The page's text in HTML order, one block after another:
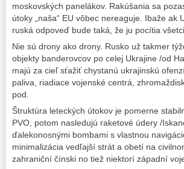
moskovských panelákov. Rakúšania sa
útoky „naša“ EU vôbec nereaguje. Ibaže
ruská odpoveď bude taká, že ju pocítia
Nie sú drony ako drony. Rusko už takmer
objekty banderovcov po celej Ukrajine /od
majú za cieľ sťažiť chystanú ukrajinskú
paliva, riadiace vojenské centrá,
pod.
Štruktúra leteckých útokov je pomerne
PVO, potom nasledujú raketové údery /
ďalekonosnými bombami s vlastnou
minimalizácia vedľajší strát a obetí na
zahraniční čínski no tiež niektorí západní